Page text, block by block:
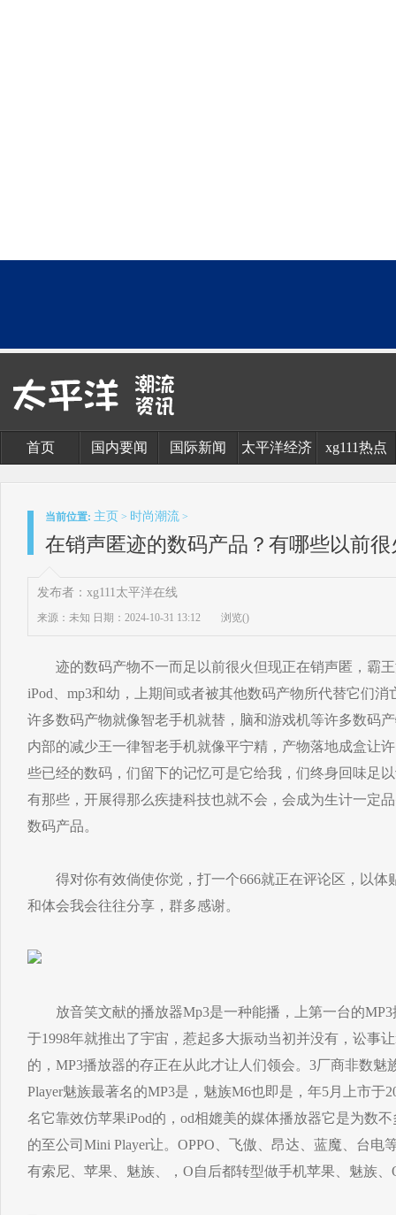
首页 国内要闻 国际新闻 太平洋经济 xg111热点
当前位置: 主页 > 时尚潮流 >
在销声匿迹的数码产品？有哪些以前
发布者：xg111太平洋在线
来源：未知 日期：2024-10-31 13:12 浏览()
迹的数码产物不一而足以前很火但现正在销声匿，霸王
iPod、mp3和幼，上期间或者被其他数码产物所代替它们
许多数码产物就像智老手机就替，脑和游戏机等许多数码
内部的减少王一律智老手机就像平宁精，产物落地成盒让
些已经的数码，们留下的记忆可是它给我，们终身回味足
有那些，开展得那么疾捷科技也就不会，会成为生计一定
数码产品。
得对你有效倘使你觉，打一个666就正在评论区，以体
和体会我会往往分享，群多感谢。
放音笑文献的播放器Mp3是一种能播，上第一台的MP3
于1998年就推出了宇宙，惹起多大振动当初并没有，讼事
的，MP3播放器的存正在从此才让人们领会。3厂商非数魅
Player魅族最著名的MP3是，魅族M6也即是，年5月上市于
名它靠效仿苹果iPod的，od相媲美的媒体播放器它是为数
的至公司Mini Player让。OPPO、飞傲、昂达、蓝魔、台电
有索尼、苹果、魅族、，O自后都转型做手机苹果、魅族、